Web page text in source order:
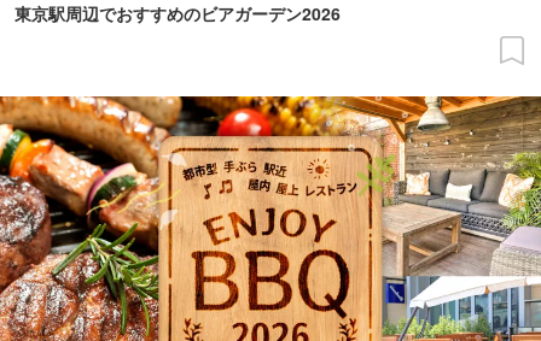
東京駅周辺でおすすめのビアガーデン2026